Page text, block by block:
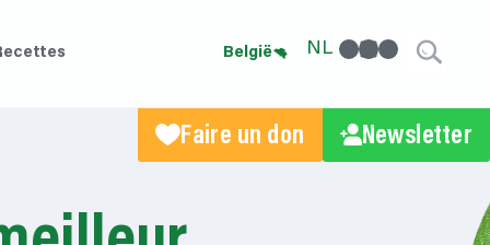
België NL facebook linkedin Instagram
Faire un don Newsletter